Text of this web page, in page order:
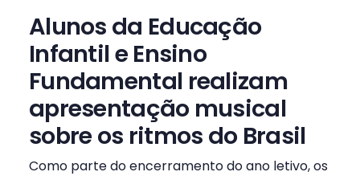
Alunos da Educação
Infantil e Ensino
Fundamental realizam
apresentação musical
sobre os ritmos do Brasil
Como parte do encerramento do ano letivo, os